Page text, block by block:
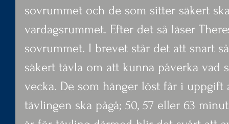
sovrummet och de som sitter säkert
vardagsrummet. Efter det så läser
sovrummet. I brevet står det att snart
säkert tävla om att kunna påverka vad
vecka. De som hänger löst får i
tävlingen ska pågå; 50, 57 eller 63